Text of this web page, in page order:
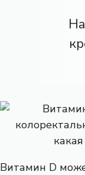
Витамин D